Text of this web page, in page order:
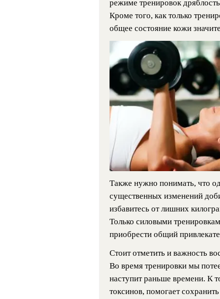
режиме тренировок
Кроме того, как только
общее состояние кожи
Также нужно понимать, что
существенных изменений
избавитесь от лишних
Только силовыми
приобрести общий
Стоит отметить и важность
Во время тренировки мы
наступит раньше времени. К
токсинов, помогает